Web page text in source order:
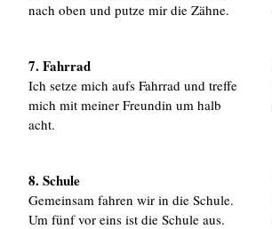
nach oben und putze mir die Zähne.
7. Fahrrad
Ich setze mich aufs Fahrrad und treffe
mich mit meiner Freundin um halb
acht.
8. Schule
Gemeinsam fahren wir in die Schule.
Um fünf vor eins ist die Schule aus.